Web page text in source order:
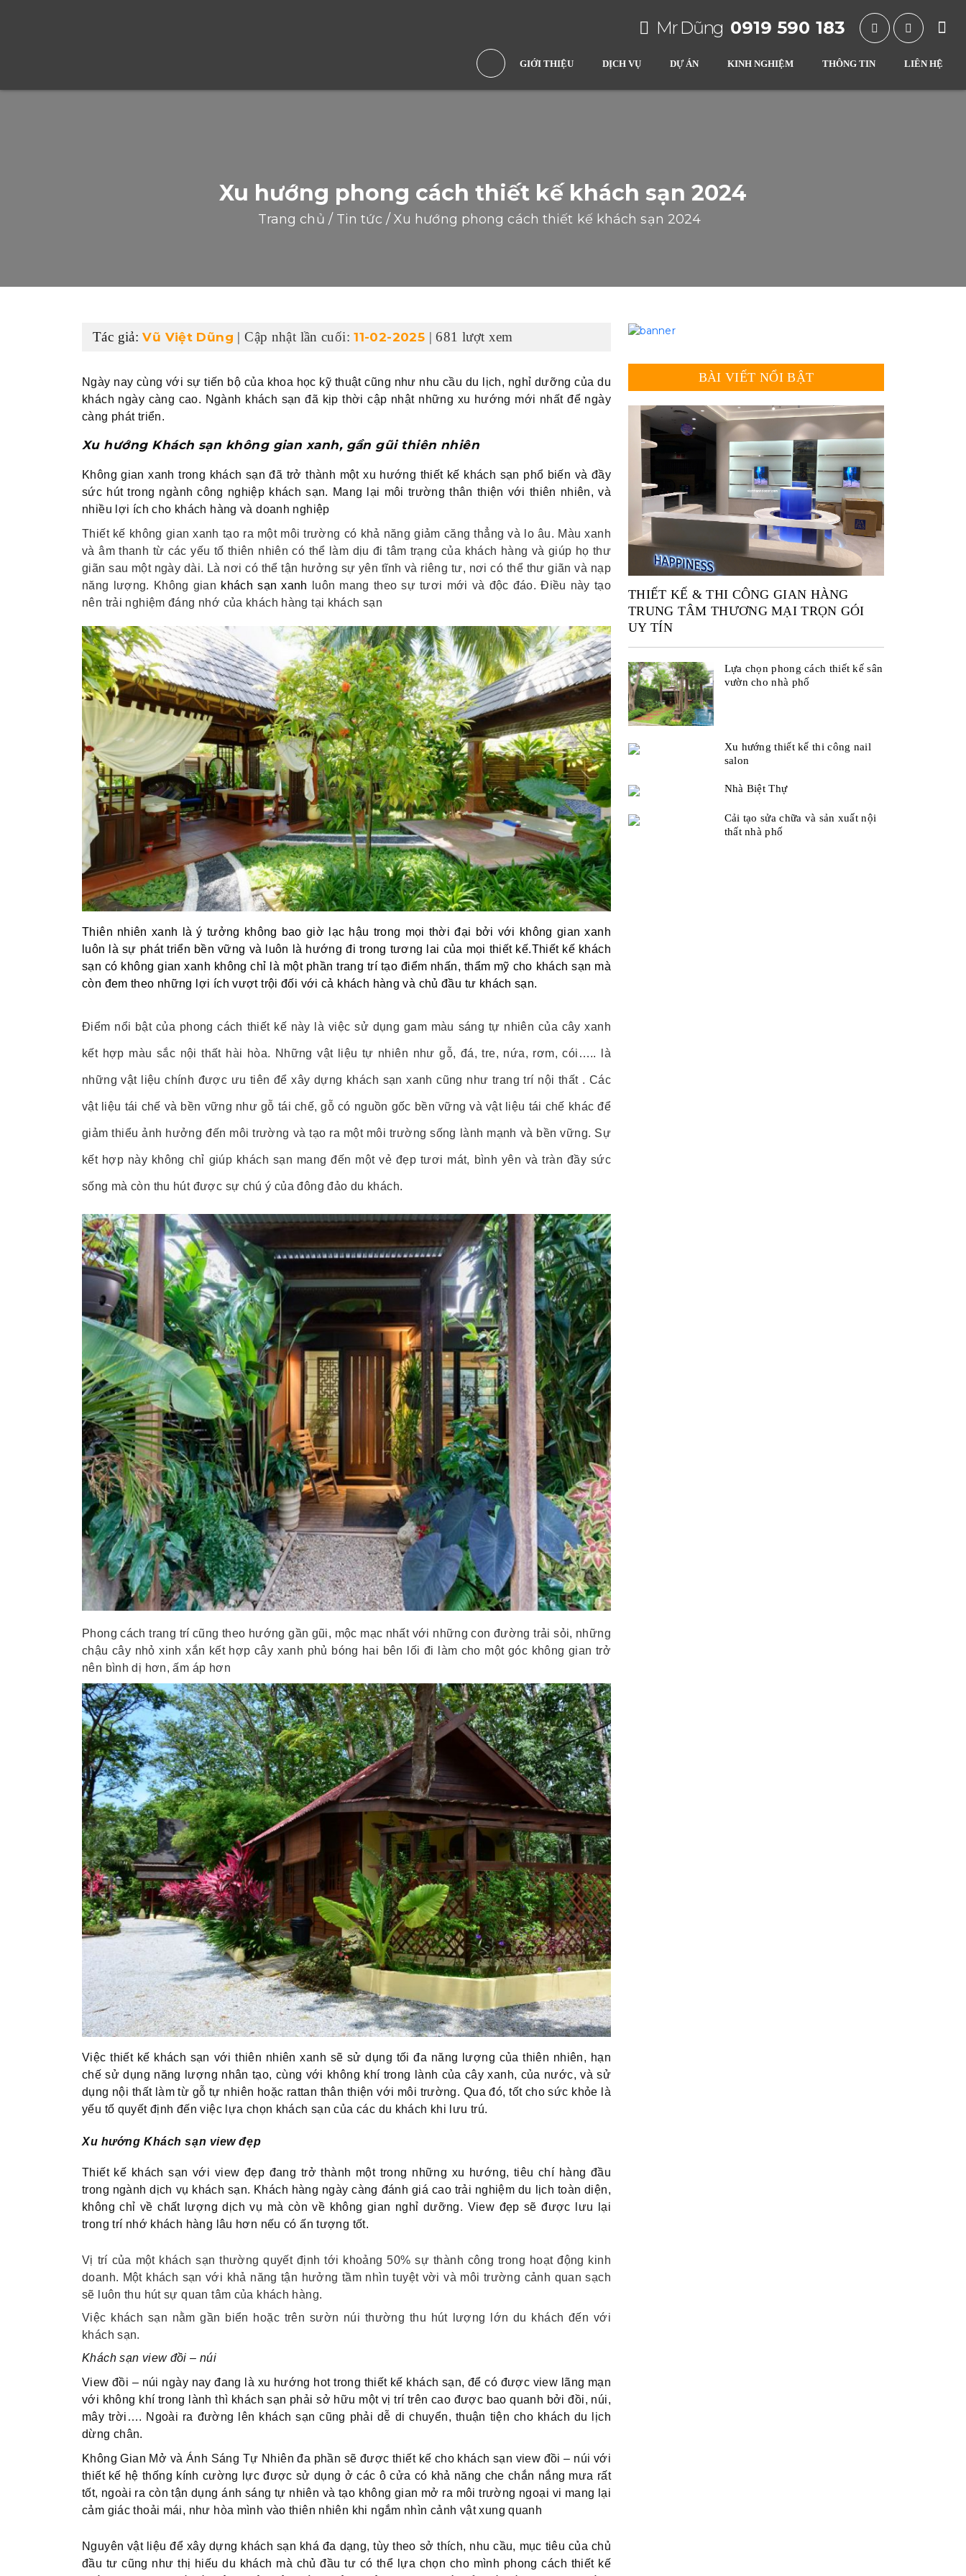
Mr Dũng 0919 590 183
GIỚI THIỆU DỊCH VỤ DỰ ÁN KINH NGHIỆM THÔNG TIN LIÊN HỆ
Xu hướng phong cách thiết kế khách sạn 2024
Trang chủ / Tin tức / Xu hướng phong cách thiết kế khách sạn 2024
Tác giả:Vũ Việt Dũng | Cập nhật lần cuối:11-02-2025 | 681 lượt xem
Ngày nay cùng với sự tiến bộ của khoa học kỹ thuật cũng như nhu cầu du lịch, nghỉ dưỡng của du
khách ngày càng cao. Ngành khách sạn đã kịp thời cập nhật những xu hướng mới nhất để ngày
càng phát triển.
Xu hướng Khách sạn không gian xanh, gần gũi thiên nhiên
Không gian xanh trong khách sạn đã trở thành một xu hướng thiết kế khách sạn phổ biến và đầy
sức hút trong ngành công nghiệp khách sạn. Mang lại môi trường thân thiện với thiên nhiên, và
nhiều lợi ích cho khách hàng và doanh nghiệp
Thiết kế không gian xanh tạo ra một môi trường có khả năng giảm căng thẳng và lo âu. Màu xanh
và âm thanh từ các yếu tố thiên nhiên có thể làm dịu đi tâm trạng của khách hàng và giúp họ thư
giãn sau một ngày dài. Là nơi có thể tận hưởng sự yên tĩnh và riêng tư, nơi có thể thư giãn và nạp
năng lượng. Không gian khách sạn xanh
luôn mang theo sự tươi mới và độc đáo. Điều này tạo
nên trải nghiệm đáng nhớ của khách hàng tại khách sạn
Thiên nhiên xanh là ý tưởng không bao giờ lạc hậu trong mọi thời đại bởi với không gian xanh
luôn là sự phát triển bền vững và luôn là hướng đi trong tương lai của mọi thiết kế.Thiết kế khách
sạn có không gian xanh không chỉ là một phần trang trí tạo điểm nhấn, thẩm mỹ cho khách sạn mà
còn đem theo những lợi ích vượt trội đối với cả khách hàng và chủ đầu tư khách sạn.
Điểm nổi bật của phong cách thiết kế này là việc sử dụng gam màu sáng tự nhiên của cây xanh
kết hợp màu sắc nội thất hài hòa. Những vật liệu tự nhiên như gỗ, đá, tre, nứa, rơm, cói….. là
những vật liệu chính được ưu tiên để xây dựng khách sạn xanh cũng như trang trí nội thất . Các
vật liệu tái chế và bền vững như gỗ tái chế, gỗ có nguồn gốc bền vững và vật liệu tái chế khác để
giảm thiểu ảnh hưởng đến môi trường và tạo ra một môi trường sống lành mạnh và bền vững. Sự
kết hợp này không chỉ giúp khách sạn mang đến một vẻ đẹp tươi mát, bình yên và tràn đầy sức
sống mà còn thu hút được sự chú ý của đông đảo du khách.
Phong cách trang trí cũng theo hướng gần gũi, mộc mạc nhất với những con đường trải sỏi, những
chậu cây nhỏ xinh xắn kết hợp cây xanh phủ bóng hai bên lối đi làm cho một góc không gian trở
nên bình dị hơn, ấm áp hơn
Việc thiết kế khách sạn với thiên nhiên xanh sẽ sử dụng tối đa năng lượng của thiên nhiên, hạn
chế sử dụng năng lượng nhân tạo, cùng với không khí trong lành của cây xanh, của nước, và sử
dụng nội thất làm từ gỗ tự nhiên hoặc rattan thân thiện với môi trường. Qua đó, tốt cho sức khỏe là
yếu tố quyết định đến việc lựa chọn khách sạn của các du khách khi lưu trú.
Xu hướng Khách sạn view đẹp
Thiết kế khách sạn với view đẹp đang trở thành một trong những xu hướng, tiêu chí hàng đầu
trong ngành dịch vụ khách sạn. Khách hàng ngày càng đánh giá cao trải nghiệm du lịch toàn diện,
không chỉ về chất lượng dịch vụ mà còn về không gian nghỉ dưỡng. View đẹp sẽ được lưu lại
trong trí nhớ khách hàng lâu hơn nếu có ấn tượng tốt.
Vị trí của một khách sạn thường quyết định tới khoảng 50% sự thành công trong hoạt động kinh
doanh. Một khách sạn với khả năng tận hưởng tầm nhìn tuyệt vời và môi trường cảnh quan sạch
sẽ luôn thu hút sự quan tâm của khách hàng.
Việc khách sạn nằm gần biển hoặc trên sườn núi thường thu hút lượng lớn du khách đến với
khách sạn.
Khách sạn view đồi – núi
View đồi – núi ngày nay đang là xu hướng hot trong thiết kế khách sạn, để có được view lãng mạn
với không khí trong lành thì khách sạn phải sở hữu một vị trí trên cao được bao quanh bởi đồi, núi,
mây trời…. Ngoài ra đường lên khách sạn cũng phải dễ di chuyển, thuận tiện cho khách du lịch
dừng chân.
Không Gian Mở và Ánh Sáng Tự Nhiên đa phần sẽ được thiết kế cho khách sạn view đồi – núi với
thiết kế hệ thống kính cường lực được sử dụng ở các ô cửa có khả năng che chắn nắng mưa rất
tốt, ngoài ra còn tận dụng ánh sáng tự nhiên và tạo không gian mở ra môi trường ngoại vi mang lại
cảm giác thoải mái, như hòa mình vào thiên nhiên khi ngắm nhìn cảnh vật xung quanh
Nguyên vật liệu để xây dựng khách sạn khá đa dạng, tùy theo sở thích, nhu cầu, mục tiêu của chủ
đầu tư cũng như thị hiếu du khách mà chủ đầu tư có thể lựa chọn cho mình phong cách thiết kế
BÀI VIẾT NỔI BẬT
THIẾT KẾ & THI CÔNG GIAN HÀNG
TRUNG TÂM THƯƠNG MẠI TRỌN GÓI
UY TÍN
Lựa chọn phong cách thiết kế sân
vườn cho nhà phố
Xu hướng thiết kế thi công nail
salon
Nhà Biệt Thự
Cải tạo sửa chữa và sản xuất nội
thất nhà phố